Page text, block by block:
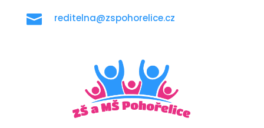
 reditelna@zspohorelice.cz